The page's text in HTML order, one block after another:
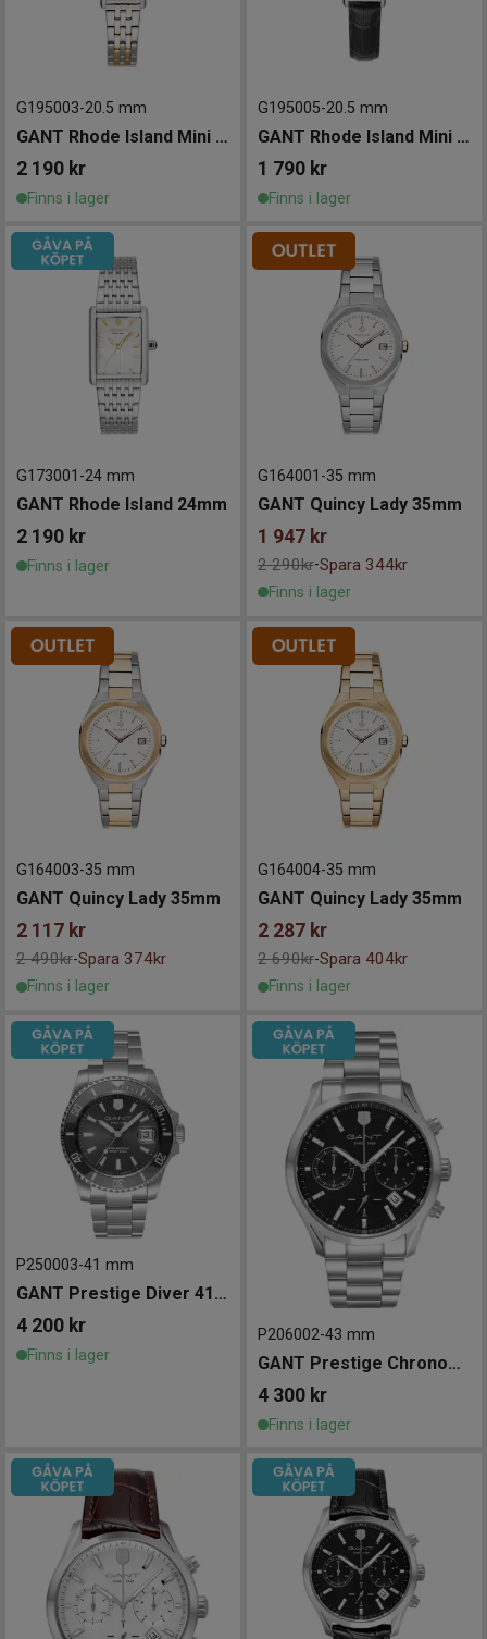
G195003-20.5 mm
GANT Rhode Island Mini 20mm
2 190 kr
Finns i lager
G195005-20.5 mm
GANT Rhode Island Mini 20mm
1 790 kr
Finns i lager
G173001 -24 mm
GANT Rhode Island 24mm
2 190 kr
Finns i lager
G164001 -35 mm
GANT Quincy Lady 35mm
1 947 kr
2 290kr-Spara 344kr
Finns i lager
G164003-35 mm
GANT Quincy Lady 35mm
2 117 kr
2 490kr-Spara 374kr
Finns i lager
G164004-35 mm
GANT Quincy Lady 35mm
2 287 kr
2 690kr-Spara 404kr
Finns i lager
P250003-41 mm
GANT Prestige Diver 41mm
4 200 kr
Finns i lager
P206002-43 mm
GANT Prestige Chronograph 43mm
4 300 kr
Finns i lager